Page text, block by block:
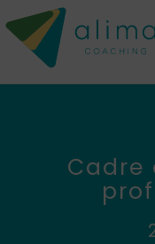
Cadre